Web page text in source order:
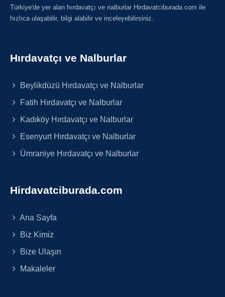
Türkiye'de yer alan hırdavatçı ve nalburlar Hirdavatciburada.com ile
hızlıca ulaşabilir, bilgi alabilir ve inceleyebilirsiniz.
Hırdavatçı ve Nalburlar
Beylikdüzü Hırdavatçı ve Nalburlar
Fatih Hırdavatçı ve Nalburlar
Kadıköy Hırdavatçı ve Nalburlar
Esenyurt Hırdavatçı ve Nalburlar
Ümraniye Hırdavatçı ve Nalburlar
Hirdavatciburada.com
Ana Sayfa
Biz Kimiz
Bize Ulaşın
Makaleler